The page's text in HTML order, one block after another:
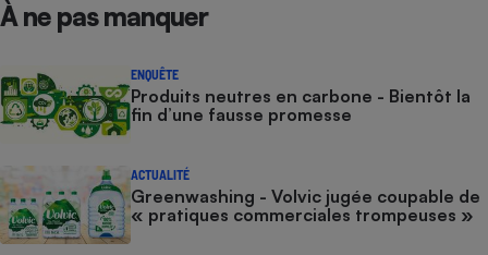
À ne pas manquer
ENQUÊTE
Produits neutres en carbone - Bientôt la
fin d’une fausse promesse
ACTUALITÉ
Greenwashing - Volvic jugée coupable de
« pratiques commerciales trompeuses »